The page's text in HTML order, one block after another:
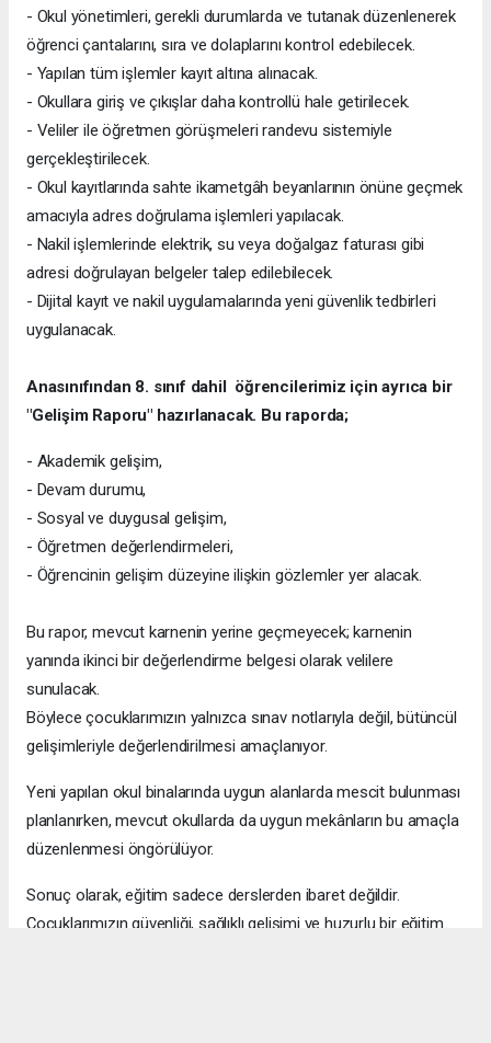
- Okul yönetimleri, gerekli durumlarda ve tutanak düzenlenerek
öğrenci çantalarını, sıra ve dolaplarını kontrol edebilecek.
- Yapılan tüm işlemler kayıt altına alınacak.
- Okullara giriş ve çıkışlar daha kontrollü hale getirilecek.
- Veliler ile öğretmen görüşmeleri randevu sistemiyle
gerçekleştirilecek.
- Okul kayıtlarında sahte ikametgâh beyanlarının önüne geçmek
amacıyla adres doğrulama işlemleri yapılacak.
- Nakil işlemlerinde elektrik, su veya doğalgaz faturası gibi
adresi doğrulayan belgeler talep edilebilecek.
- Dijital kayıt ve nakil uygulamalarında yeni güvenlik tedbirleri
uygulanacak.
Anasınıfından 8. sınıf dahil öğrencilerimiz için ayrıca bir
"Gelişim Raporu" hazırlanacak. Bu raporda;
- Akademik gelişim,
- Devam durumu,
- Sosyal ve duygusal gelişim,
- Öğretmen değerlendirmeleri,
- Öğrencinin gelişim düzeyine ilişkin gözlemler yer alacak.
Bu rapor, mevcut karnenin yerine geçmeyecek; karnenin
yanında ikinci bir değerlendirme belgesi olarak velilere
sunulacak.
Böylece çocuklarımızın yalnızca sınav notlarıyla değil, bütüncül
gelişimleriyle değerlendirilmesi amaçlanıyor.
Yeni yapılan okul binalarında uygun alanlarda mescit bulunması
planlanırken, mevcut okullarda da uygun mekânların bu amaçla
düzenlenmesi öngörülüyor.
Sonuç olarak, eğitim sadece derslerden ibaret değildir.
Çocuklarımızın güvenliği, sağlıklı gelişimi ve huzurlu bir eğitim